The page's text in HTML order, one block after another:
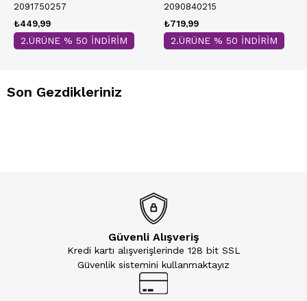
2091750257
₺449,99
2.ÜRÜNE % 50 İNDİRİM
2090840215
₺719,99
2.ÜRÜNE % 50 İNDİRİM
Son Gezdikleriniz
Güvenli Alışveriş
Kredi kartı alışverişlerinde 128 bit SSL
Güvenlik sistemini kullanmaktayız